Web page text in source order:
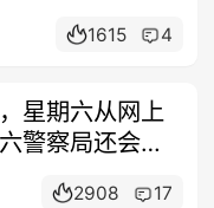
1615 4
星期六从网上
警察局还会有
2908 17